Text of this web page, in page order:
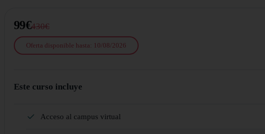
99€430€
Oferta disponible hasta: 10/08/2026
Este curso incluye
Acceso al campus virtual